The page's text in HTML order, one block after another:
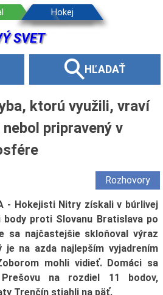
HĽADAŤ
ktorú využili, vraví
pripravený v
Rozhovory
- Hokejisti Nitry získali v búrlivej
proti Slovanu Bratislava po
sa najčastejšie skloňoval výraz
na azda najlepším vyjadrením
mohli vidieť. Domáci sa
Prešovu na rozdiel 11 bodov,
Trenčín stiahli na päť.